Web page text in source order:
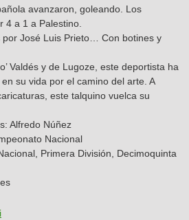
avanzaron, goleando. Los
4 a 1 a Palestino.
José Luis Prieto… Con botines y
Valdés y de Lugoze, este deportista ha
su vida por el camino del arte. A
este talquino vuelca su
Alfredo Núñez
Nacional
Primera División, Decimoquinta